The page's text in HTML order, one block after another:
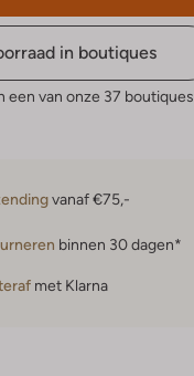
in boutiques
een van onze 37 boutiques
vanaf €75,-
binnen 30 dagen*
met Klarna